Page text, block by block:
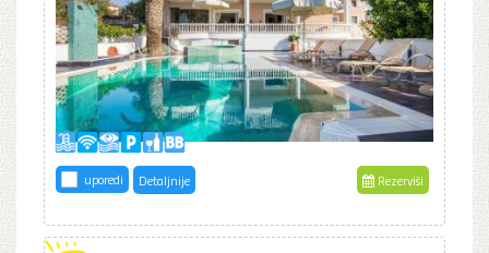
uporedi Detaljnije Rezerviši